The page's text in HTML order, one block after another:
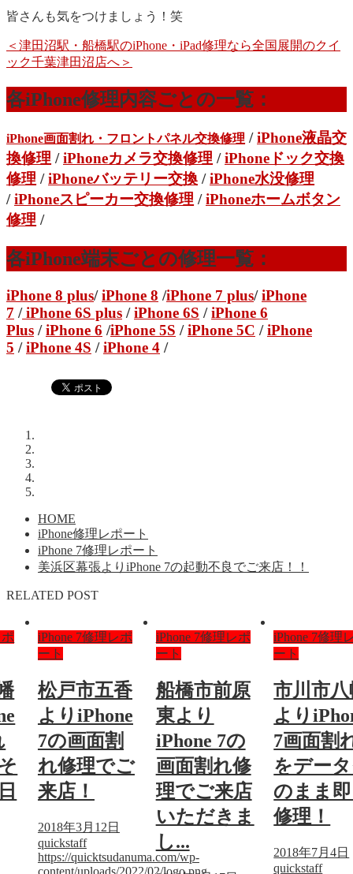
皆さんも気をつけましょう！笑
＜津田沼駅・船橋駅のiPhone・iPad修理なら全国展開のクイ
ック千葉津田沼店へ＞
各iPhone修理内容ごとの一覧：
iPhone画面割れ・フロントパネル交換修理 /iPhone液晶交
換修理 /iPhoneカメラ交換修理 /iPhoneドック交換
修理 /iPhoneバッテリー交換 /iPhone水没修理
/iPhoneスピーカー交換修理 /iPhoneホームボタン
修理 /
各iPhone端末ごとの修理一覧：
iPhone 8 plus/iPhone 8 /iPhone 7 plus/iPhone
7 /iPhone 6S plus /iPhone 6S /iPhone 6
Plus /iPhone 6 /iPhone 5S /iPhone 5C /iPhone
5 /iPhone 4S /iPhone 4 /
HOME
iPhone修理レポート
iPhone 7修理レポート
美浜区幕張よりiPhone 7の起動不良でご来店！！
RELATED POST
iPhone 7修理レポ
ート
松戸市五香
よりiPhone
7の画面割
れ修理でご
来店！
2018年3月12日
quickstaff
https://quicktsudanuma.com/wp-
iPhone 7修理レポ
ート
船橋市前原
東より
iPhone 7の
画面割れ修
理でご来店
いただきま
し...
iPhone 7修理
ート
市川市
より
7画面割
をデー
のまま
修理！
2018年7月4日
quickstaff